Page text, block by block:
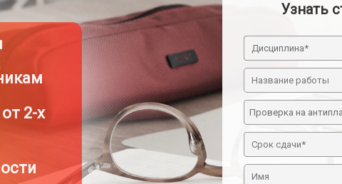
2-х
Узнать
Дисциплина*